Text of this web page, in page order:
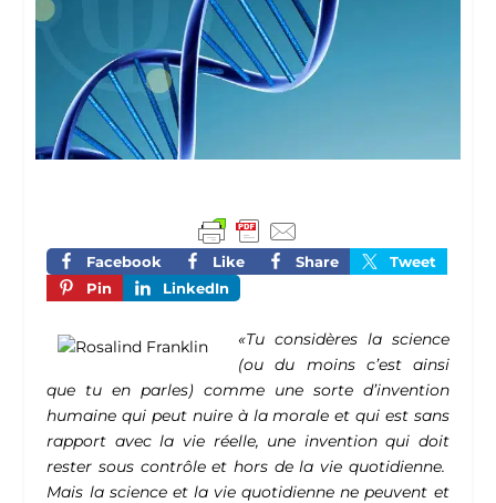
Facebook Like Share
Tweet
Pin
LinkedIn
«Tu considères la science
(ou du moins c’est ainsi
que tu en parles) comme une sorte d’invention
humaine qui peut nuire à la morale et qui est sans
rapport avec la vie réelle, une invention qui doit
rester sous contrôle et hors de la vie quotidienne.
Mais la science et la vie quotidienne ne peuvent et